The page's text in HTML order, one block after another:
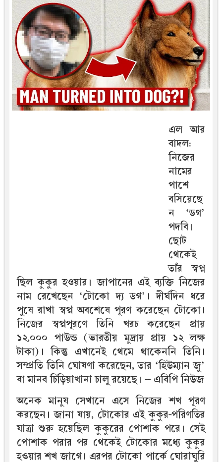
এল আর
বাদল:
নিজের
নামের
পাশে
বসিয়েছে
ন ‘ডগ’
পদবি।
ছোট
থেকেই
তাঁর স্বপ্ন
ছিল কুকুর হওয়ার। জাপানের এই ব্যক্তি নিজের
নাম রেখেছেন ‘টোকো দ্য ডগ’। দীর্ঘদিন ধরে
পুষে রাখা স্বপ্ন অবশেষে পূরণ করেছেন টোকো।
নিজের স্বপ্নপূরণে তিনি খরচ করেছেন প্রায়
১২,০০০ পাউন্ড (ভারতীয় মুদ্রায় প্রায় ১২ লক্ষ
টাকা)। কিন্তু এখানেই থেমে থাকেননি তিনি।
সম্প্রতি তিনি ঘোষণা করেছেন, তার ‘হিউম্যান জু’
বা মানব চিড়িয়াখানা চালু রয়েছে। --‌ এ‌বি‌পি নিউজ
অনেক মানুষ সেখানে এসে নিজের শখ পূরণ
করছেন। জানা যায়, টোকোর এই কুকুর-পরিণতির
যাত্রা শুরু হয়েছিল কুকুরের পোশাক পরে। সেই
পোশাক পরার পর থেকেই টোকোর মধ্যে কুকুর
হওয়ার শখ জাগে। এরপর টোকো পার্কে ঘোরাঘুরি